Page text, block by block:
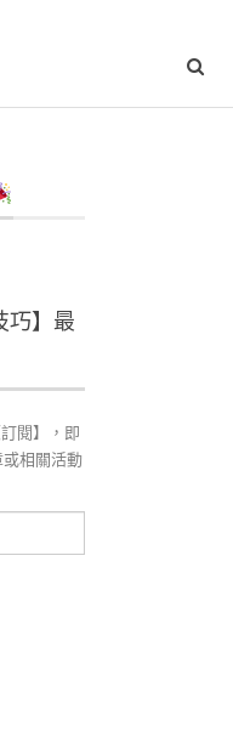
巧】最
閱】，即
相關活動